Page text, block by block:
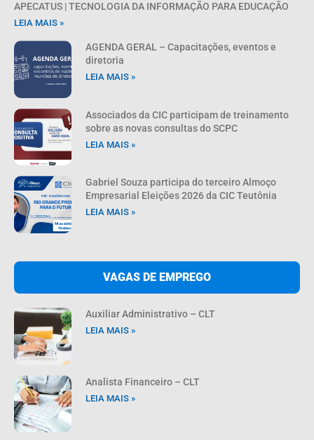
APECATUS | TECNOLOGIA DA INFORMAÇÃO PARA EDUCAÇÃO
LEIA MAIS »
AGENDA GERAL – Capacitações, eventos e
diretoria
LEIA MAIS »
Associados da CIC participam de treinamento
sobre as novas consultas do SCPC
LEIA MAIS »
Gabriel Souza participa do terceiro Almoço
Empresarial Eleições 2026 da CIC Teutônia
LEIA MAIS »
VAGAS DE EMPREGO
Auxiliar Administrativo – CLT
LEIA MAIS »
Analista Financeiro – CLT
LEIA MAIS »